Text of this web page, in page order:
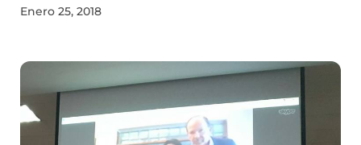
Enero 25, 2018